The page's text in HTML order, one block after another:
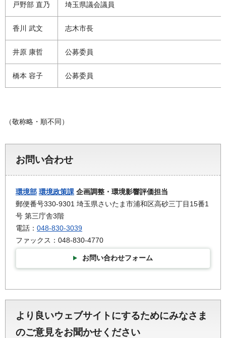
戸野部 直乃 埼玉県議会議員
香川 武文 志木市長
井原 康哲 公募委員
橋本 容子 公募委員
（敬称略・順不同）
お問い合わせ
環境部 環境政策課 企画調整・環境影響評価担当
郵便番号330-9301 埼玉県さいたま市浦和区高砂三丁目15番1
号 第三庁舎3階
電話： 048-830-3039
ファックス：048-830-4770
お問い合わせフォーム
より良いウェブサイトにするためにみなさま
のご意見をお聞かせください